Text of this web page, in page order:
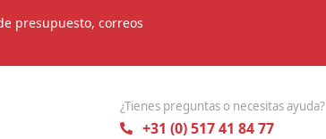
presupuesto, correos
¿Tienes preguntas o necesitas ayuda?
+31 (0) 517 41 84 77